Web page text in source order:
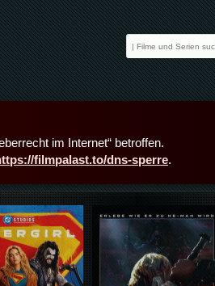
im Internet“ betroffen.
filmpalast.to/dns-sperre.
Details,Play